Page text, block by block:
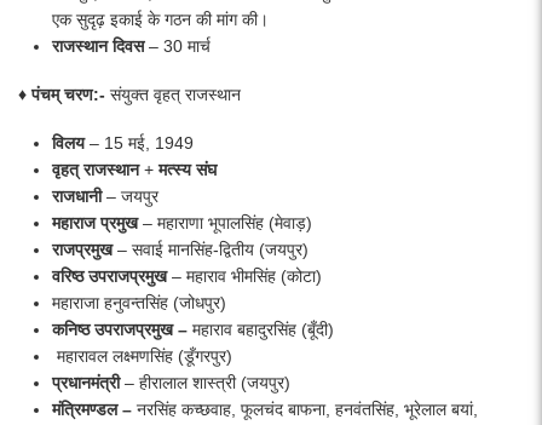
एक सुदृढ़ इकाई के गठन की मांग की।
राजस्थान दिवस– 30 मार्च
♦ पंचम् चरण:- संयुक्त वृहत् राजस्थान
विलय – 15 मई, 1949
वृहत् राजस्थान+मत्स्य संघ
राजधानी– जयपुर
महाराज प्रमुख – महाराणा भूपालसिंह (मेवाड़)
राजप्रमुख – सवाई मानसिंह-द्वितीय (जयपुर)
वरिष्ठ उपराजप्रमुख– महाराव भीमसिंह (कोटा)
महाराजा हनुवन्तसिंह (जोधपुर)
कनिष्ठ उपराजप्रमुख – महाराव बहादुरसिंह (बूँदी)
महारावल लक्ष्मणसिंह (डूँगरपुर)
प्रधानमंत्री – हीरालाल शास्त्री (जयपुर)
मंत्रिमण्डल – नरसिंह कच्छवाह, फूलचंद बाफना, हनवंतसिंह, भूरेलाल बयां,